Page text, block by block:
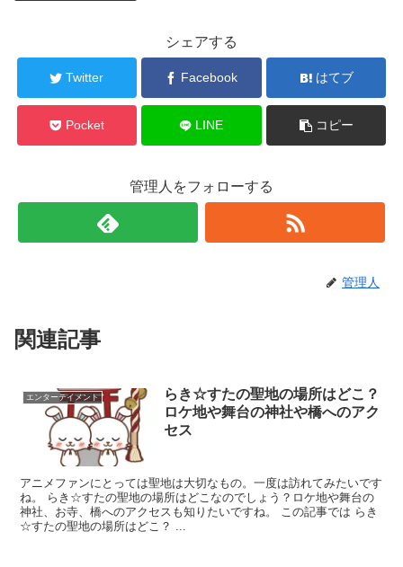
シェアする
Twitter Facebook はてブ
Pocket LINE コピー
管理人をフォローする
管理人
関連記事
エンターテイメント
らき☆すたの聖地の場所はどこ？
ロケ地や舞台の神社や橋へのアク
セス
アニメファンにとっては聖地は大切なもの。一度は訪れてみたいです
ね。 らき☆すたの聖地の場所はどこなのでしょう？ロケ地や舞台の
神社、お寺、橋へのアクセスも知りたいですね。 この記事では らき
☆すたの聖地の場所はどこ？ ...